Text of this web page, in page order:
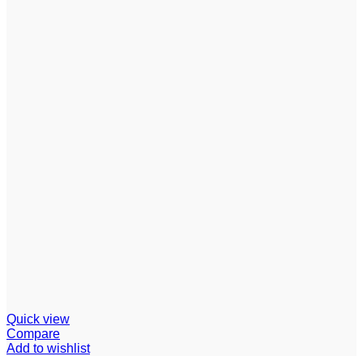
Quick view
Compare
Add to wishlist